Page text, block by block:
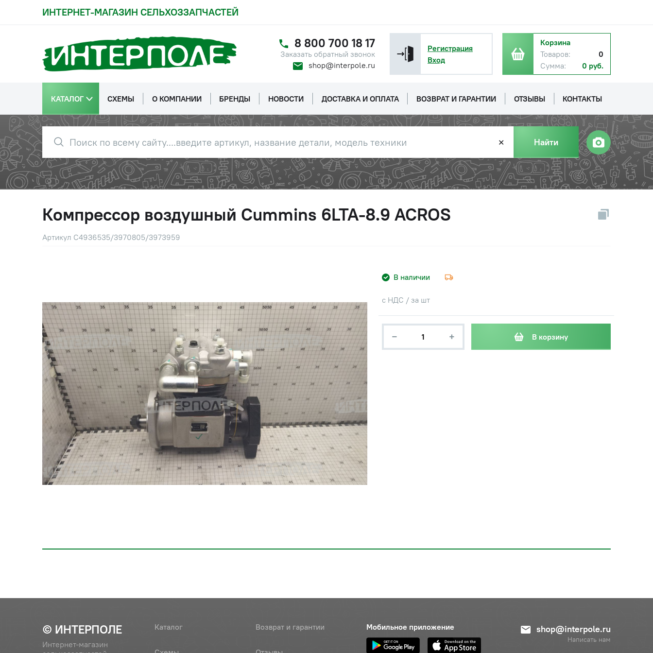
ИНТЕРНЕТ-МАГАЗИН СЕЛЬХОЗЗАПЧАСТЕЙ
8 800 700 18 17
Заказать обратный звонок
shop@interpole.ru
Регистрация
Вход
Корзина
Товаров:
0
Сумма:
0 руб.
КАТАЛОГ СХЕМЫ О КОМПАНИИ БРЕНДЫ НОВОСТИ ДОСТАВКА И ОПЛАТА ВОЗВРАТ И ГАРАНТИИ ОТЗЫВЫ КОНТАКТЫ
✕ Найти
Компрессор воздушный Cummins 6LTA-8.9 ACROS
Артикул C4936535/3970805/3973959
В наличии
с НДС / за шт
− + В корзину
© ИНТЕРПОЛЕ
Интернет-магазин
Каталог Возврат и гарантии Мобильное приложение shop@interpole.ru
Написать нам